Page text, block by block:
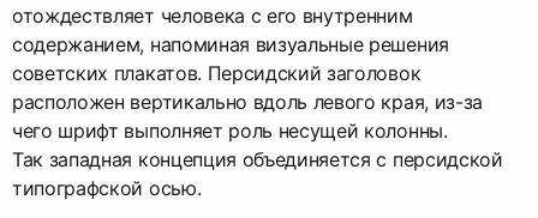
отождествляет человека с его внутренним
содержанием, напоминая визуальные решения
советских плакатов. Персидский заголовок
расположен вертикально вдоль левого края, из-за
чего шрифт выполняет роль несущей колонны.
Так западная концепция объединяется с персидской
типографской осью.